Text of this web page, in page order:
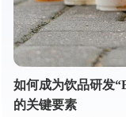
如何成为饮品研发
的关键要素